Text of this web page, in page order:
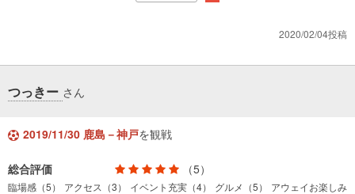
2020/02/04投稿
つっきー さん
2019/11/30 鹿島－神戸を観戦
総合評価 （5）
臨場感（5） アクセス（3） イベント充実（4） グルメ（5）
アウェイお楽しみ